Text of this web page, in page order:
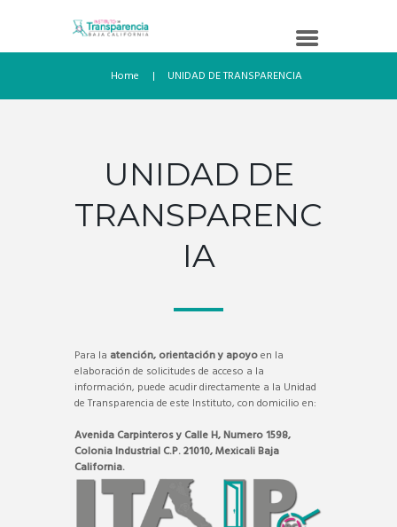
Home UNIDAD DE TRANSPARENCIA
UNIDAD DE
TRANSPARENC
IA
Para la atención, orientación y apoyoen la
elaboración de solicitudes de acceso a la
información, puede acudir directamente a la Unidad
de Transparencia de este Instituto, con domicilio en:
Avenida Carpinteros y Calle H, Numero 1598,
Colonia Industrial C.P. 21010, Mexicali Baja
California.